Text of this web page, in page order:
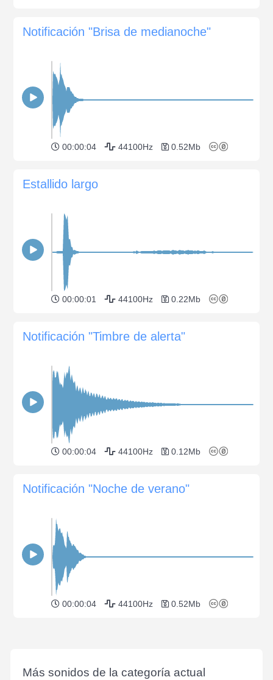
Notificación "Brisa de medianoche"
00:00:04 44100Hz 0.52Mb
Estallido largo
00:00:01 44100Hz 0.22Mb
Notificación "Timbre de alerta"
00:00:04 44100Hz 0.12Mb
Notificación "Noche de verano"
00:00:04 44100Hz 0.52Mb
Más sonidos de la categoría actual